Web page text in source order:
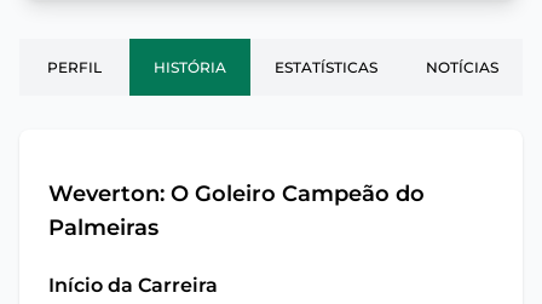
PERFIL HISTÓRIA ESTATÍSTICAS NOTÍCIAS
Weverton: O Goleiro Campeão do
Palmeiras
Início da Carreira